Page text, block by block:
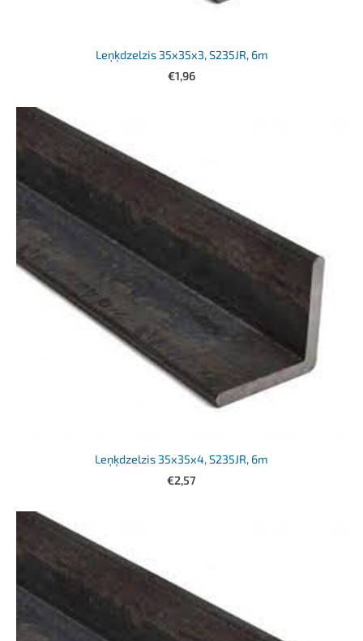
Leņķdzelzis 35x35x3, S235JR, 6m
€1,96
Leņķdzelzis 35x35x4, S235JR, 6m
€2,57